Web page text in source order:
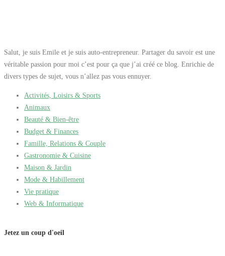
Salut, je suis Emile et je suis auto-entrepreneur. Partager du savoir est une
véritable passion pour moi c’est pour ça que j’ai créé ce blog. Enrichie de
divers types de sujet, vous n’allez pas vous ennuyer.
Activités, Loisirs & Sports
Animaux
Beauté & Bien-être
Budget & Finances
Famille, Relations & Couple
Gastronomie & Cuisine
Maison & Jardin
Mode & Habillement
Vie pratique
Web & Informatique
Jetez un coup d'oeil